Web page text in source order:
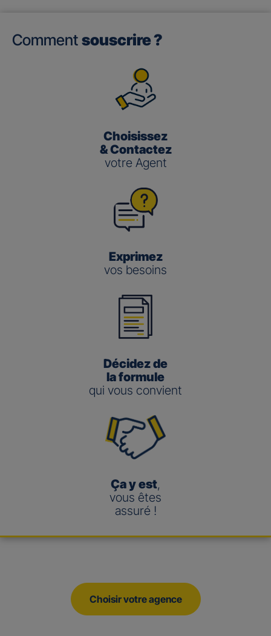
Comment souscrire ?
Choisissez
& Contactez
votre Agent
Exprimez
vos besoins
Décidez de
la formule
qui vous convient
Ça y est,
vous êtes
assuré !
Choisir votre agence